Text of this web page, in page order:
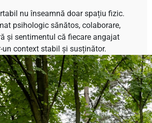
nu înseamnă doar spațiu fizic.
psihologic sănătos, colaborare,
și sentimentul că fiecare angajat
un context stabil și susținător.